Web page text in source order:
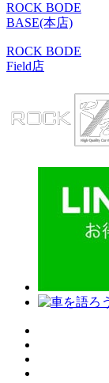
ROCK BODE
BASE(本店)
ROCK BODE
Field店